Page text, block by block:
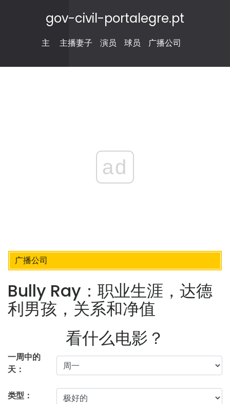
gov-civil-portalegre.pt
主 主播妻子 演员 球员 广播公司
ad
广播公司
Bully Ray：职业生涯，达德
利男孩，关系和净值
看什么电影？
一周中的
天：
类型：